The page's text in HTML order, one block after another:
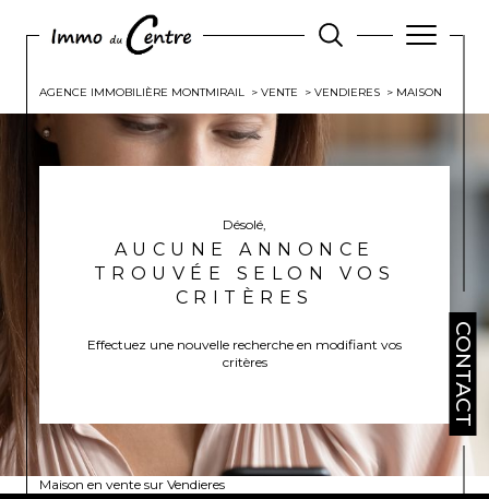
CONTACT
AGENCE IMMOBILIÈRE MONTMIRAIL VENTE VENDIERES MAISON
Désolé,
AUCUNE ANNONCE
TROUVÉE SELON VOS
CRITÈRES
Effectuez une nouvelle recherche en modifiant vos
critères
Maison en vente sur Vendieres